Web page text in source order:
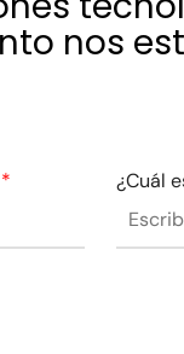
nos
* ¿Cuál